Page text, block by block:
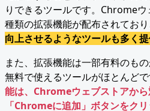
りできるツールです。Chrome
種類の拡張機能が配布されており
向上させるようなツールも多く提
また、拡張機能は一部有料のも
無料で使えるツールがほとんどで
能は、Chromeウェブストアか
「Chromeに追加」ボタンをク